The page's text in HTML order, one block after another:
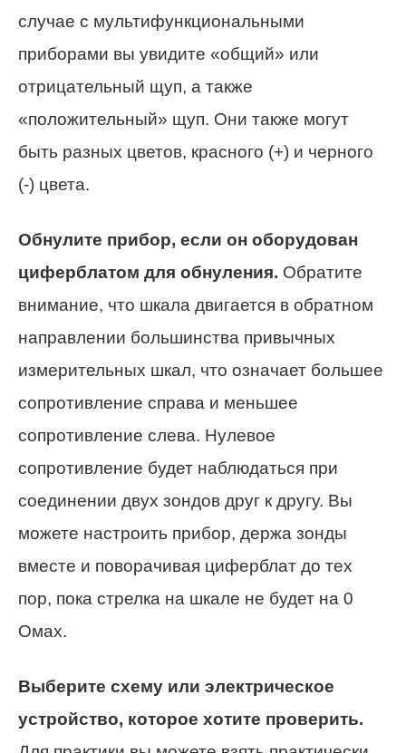
случае с мультифункциональными
приборами вы увидите «общий» или
отрицательный щуп, а также
«положительный» щуп. Они также могут
быть разных цветов, красного (+) и черного
(-) цвета.
Обнулите прибор, если он оборудован
циферблатом для обнуления. Обратите
внимание, что шкала двигается в обратном
направлении большинства привычных
измерительных шкал, что означает большее
сопротивление справа и меньшее
сопротивление слева. Нулевое
сопротивление будет наблюдаться при
соединении двух зондов друг к другу. Вы
можете настроить прибор, держа зонды
вместе и поворачивая циферблат до тех
пор, пока стрелка на шкале не будет на 0
Омах.
Выберите схему или электрическое
устройство, которое хотите проверить.